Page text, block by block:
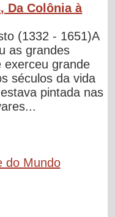
Da Colônia à
(1332 - 1651)A
as grandes
exerceu grande
séculos da vida
pintada nas
do Mundo